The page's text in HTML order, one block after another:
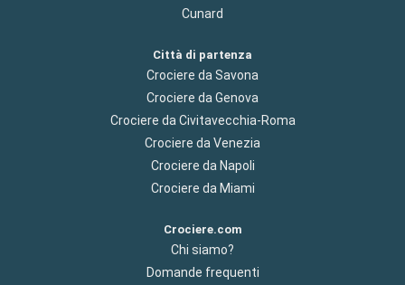
Cunard
Città di partenza
Crociere da Savona
Crociere da Genova
Crociere da Civitavecchia-Roma
Crociere da Venezia
Crociere da Napoli
Crociere da Miami
Crociere.com
Chi siamo?
Domande frequenti